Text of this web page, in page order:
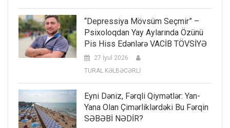
“Depressiya Mövsüm Seçmir” –
Psixoloqdan Yay Aylarında Özünü
Pis Hiss Edənlərə VACİB TÖVSİYƏ
27 İyul 2026
TURAL KƏLBƏCƏRLİ
Eyni Dəniz, Fərqli Qiymətlər: Yan-
Yana Olan Çimərliklərdəki Bu Fərqin
SƏBƏBİ NƏDİR?